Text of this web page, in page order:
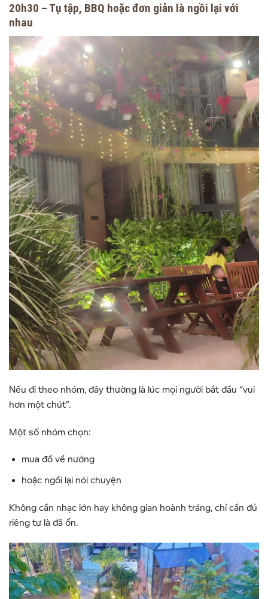
20h30 – Tụ tập, BBQ hoặc đơn giản là ngồi lại với
nhau
Nếu đi theo nhóm, đây thường là lúc mọi người bắt đầu “vui
hơn một chút”.
Một số nhóm chọn:
mua đồ về nướng
hoặc ngồi lại nói chuyện
Không cần nhạc lớn hay không gian hoành tráng, chỉ cần đủ
riêng tư là đã ổn.